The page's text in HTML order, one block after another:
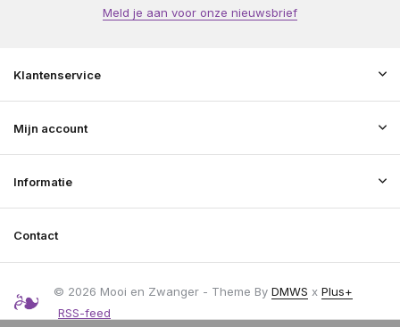
Meld je aan voor onze nieuwsbrief
Klantenservice
Mijn account
Informatie
Contact
© 2026 Mooi en Zwanger - Theme By DMWS x Plus+
RSS-feed